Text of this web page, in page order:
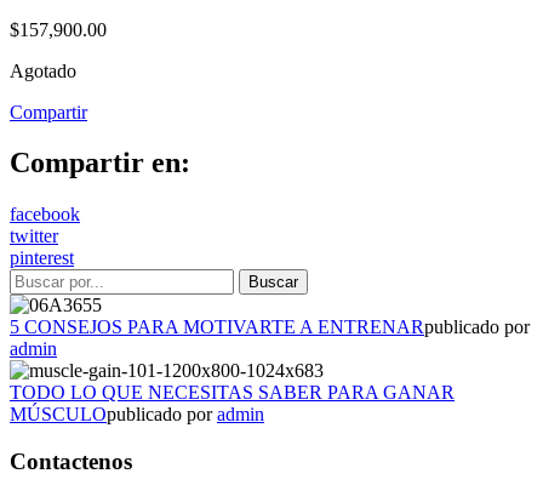
$157,900.00
Agotado
Compartir
Compartir en:
facebook
twitter
pinterest
5 CONSEJOS PARA MOTIVARTE A ENTRENARpublicado por
admin
TODO LO QUE NECESITAS SABER PARA GANAR
MÚSCULOpublicado poradmin
Contactenos